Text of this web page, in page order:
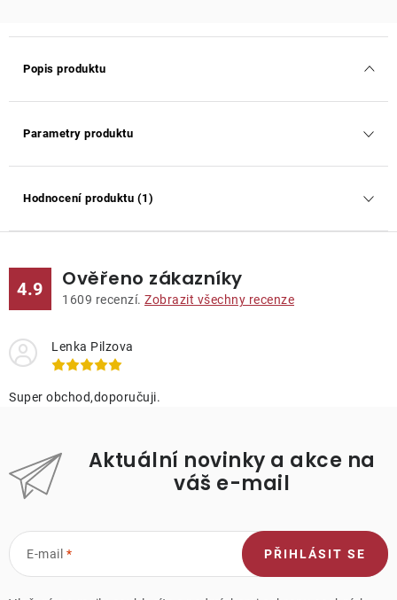
Popis produktu
Parametry produktu
Hodnocení produktu (1)
4.9 Ověřeno zákazníky
1609 recenzí. Zobrazit všechny recenze
Lenka Pilzova
Super obchod,doporučuji.
Aktuální novinky a akce na
váš e-mail
E-mail PŘIHLÁSIT SE